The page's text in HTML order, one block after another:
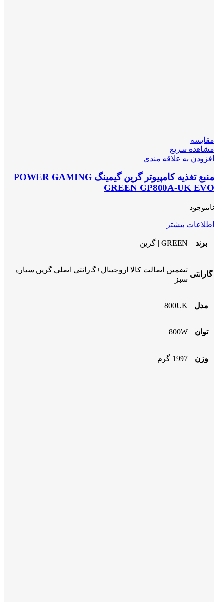
مقایسه
مشاهده سریع
افزودن به علاقه مندی
منبع تغذیه کامپیوتر گرین گیمینگ POWER GAMING
GREEN GP800A-UK EVO
ناموجود
اطلاعات بیشتر
برند GREEN | گرین
گارانتی
تضمین اصالت کالا اروجینال+گارانتی اصلی گرین سیاره
سبز
مدل 800UK
توان 800W
وزن 1997 گرم